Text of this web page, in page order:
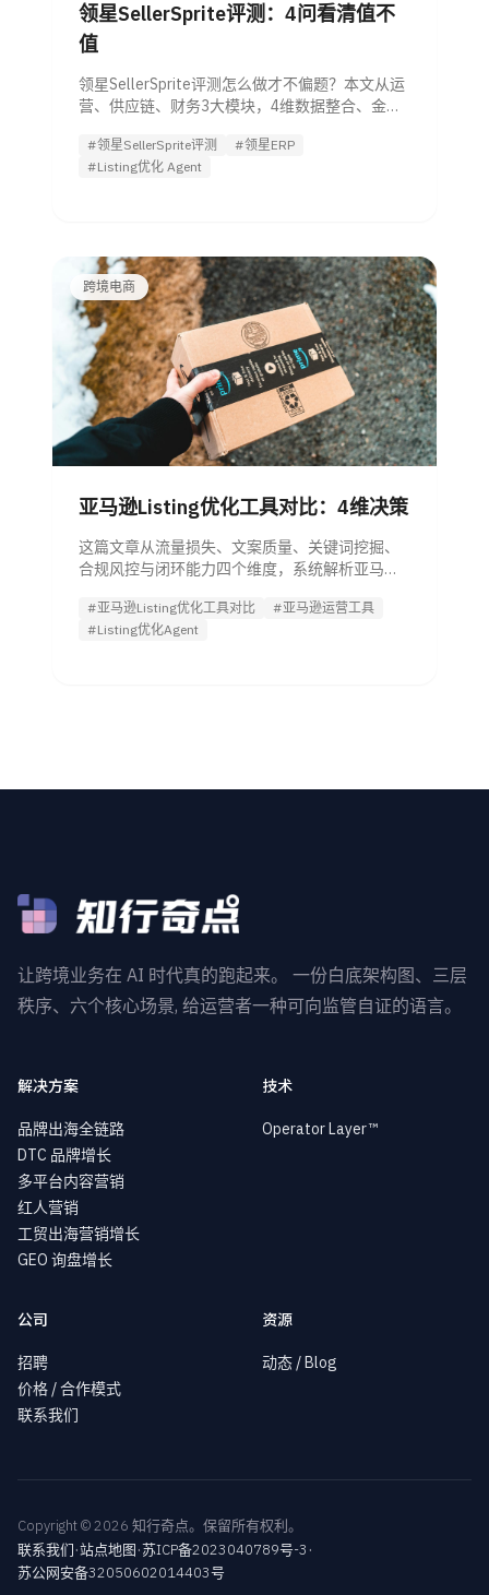
领星SellerSprite评测：4问看清值不
值
领星SellerSprite评测怎么做才不偏题？本文从运
营、供应链、财务3大模块，4维数据整合、金蝶
马逊卖家，并给出与Listing优化 Agent的组合建
议。
#领星SellerSprite评测
#领星ERP
#Listing优化 Agent
跨境电商
亚马逊Listing优化工具对比：4维决策
这篇文章从流量损失、文案质量、关键词挖掘、
合规风控与闭环能力四个维度，系统解析亚马逊
用更高ROI的方案。
#亚马逊Listing优化工具对比
#亚马逊运营工具
#Listing优化Agent
让跨境业务在 AI 时代真的跑起来。 一份白底架构图、三层
秩序、六个核心场景, 给运营者一种可向监管自证的语言。
解决方案
品牌出海全链路
DTC 品牌增长
多平台内容营销
红人营销
工贸出海营销增长
GEO 询盘增长
技术
Operator Layer™
公司
招聘
价格 / 合作模式
联系我们
资源
动态 / Blog
Copyright © 2026 知行奇点。保留所有权利。
联系我们·站点地图·苏ICP备2023040789号-3·
苏公网安备32050602014403号